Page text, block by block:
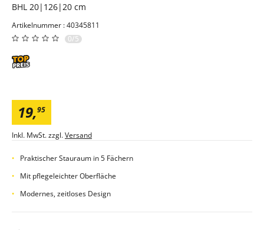
BHL 20|126|20 cm
Artikelnummer : 40345811
0/5
19,95
Inkl. MwSt. zzgl.Versand
Praktischer Stauraum in 5 Fächern
Mit pflegeleichter Oberfläche
Modernes, zeitloses Design